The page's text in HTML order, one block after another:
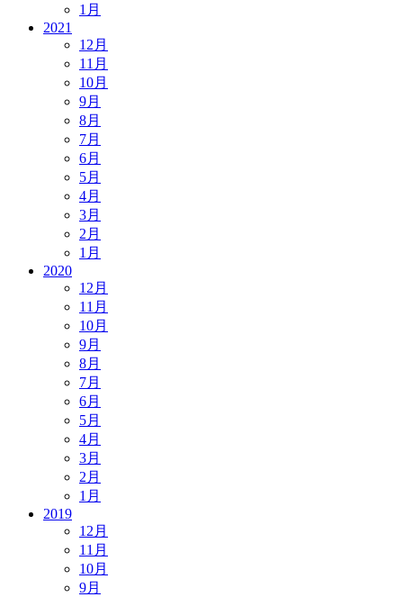
1月
2021
12月
11月
10月
9月
8月
7月
6月
5月
4月
3月
2月
1月
2020
12月
11月
10月
9月
8月
7月
6月
5月
4月
3月
2月
1月
2019
12月
11月
10月
9月